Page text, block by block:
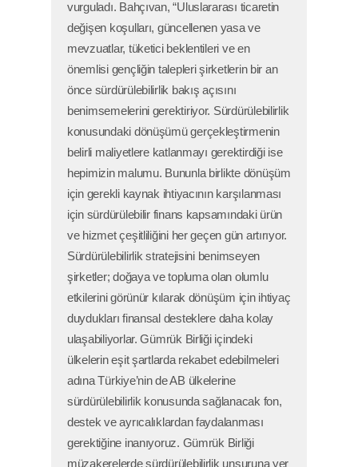
vurguladı. Bahçıvan, “Uluslararası ticaretin
değişen koşulları, güncellenen yasa ve
mevzuatlar, tüketici beklentileri ve en
önemlisi gençliğin talepleri şirketlerin bir an
önce sürdürülebilirlik bakış açısını
benimsemelerini gerektiriyor. Sürdürülebilirlik
konusundaki dönüşümü gerçekleştirmenin
belirli maliyetlere katlanmayı gerektirdiği ise
hepimizin malumu. Bununla birlikte dönüşüm
için gerekli kaynak ihtiyacının karşılanması
için sürdürülebilir finans kapsamındaki ürün
ve hizmet çeşitliliğini her geçen gün artırıyor.
Sürdürülebilirlik stratejisini benimseyen
şirketler; doğaya ve topluma olan olumlu
etkilerini görünür kılarak dönüşüm için ihtiyaç
duydukları finansal desteklere daha kolay
ulaşabiliyorlar. Gümrük Birliği içindeki
ülkelerin eşit şartlarda rekabet edebilmeleri
adına Türkiye’nin de AB ülkelerine
sürdürülebilirlik konusunda sağlanacak fon,
destek ve ayrıcalıklardan faydalanması
gerektiğine inanıyoruz. Gümrük Birliği
müzakerelerde sürdürülebilirlik unsuruna yer